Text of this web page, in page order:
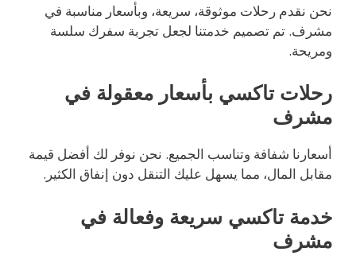
نحن نقدم رحلات موثوقة، سريعة، وبأسعار مناسبة في
مشرف. تم تصميم خدمتنا لجعل تجربة سفرك سلسة
ومريحة.
رحلات تاكسي بأسعار معقولة في
مشرف
أسعارنا شفافة وتناسب الجميع. نحن نوفر لك أفضل قيمة
مقابل المال، مما يسهل عليك التنقل دون إنفاق الكثير.
خدمة تاكسي سريعة وفعالة في
مشرف